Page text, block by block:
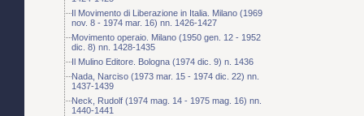
Il Movimento di Liberazione in Italia. Milano (1969
nov. 8 - 1974 mar. 16) nn. 1426-1427
Movimento operaio. Milano (1950 gen. 12 - 1952
dic. 8) nn. 1428-1435
Il Mulino Editore. Bologna (1974 dic. 9) n. 1436
Nada, Narciso (1973 mar. 15 - 1974 dic. 22) nn.
1437-1439
Neck, Rudolf (1974 mag. 14 - 1975 mag. 16) nn.
1440-1441